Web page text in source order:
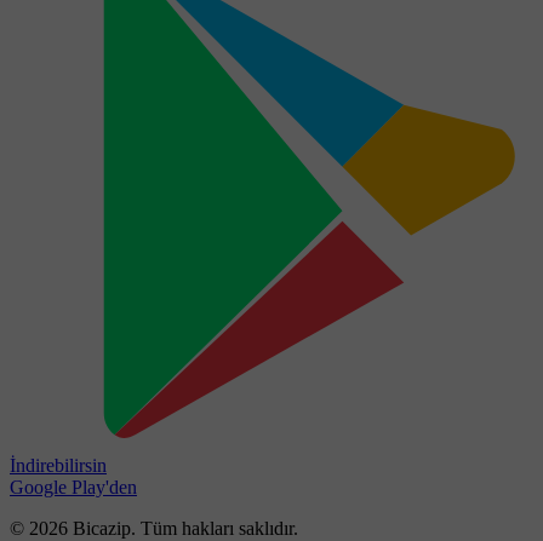
İndirebilirsin
Google Play'den
© 2026 Bicazip. Tüm hakları saklıdır.